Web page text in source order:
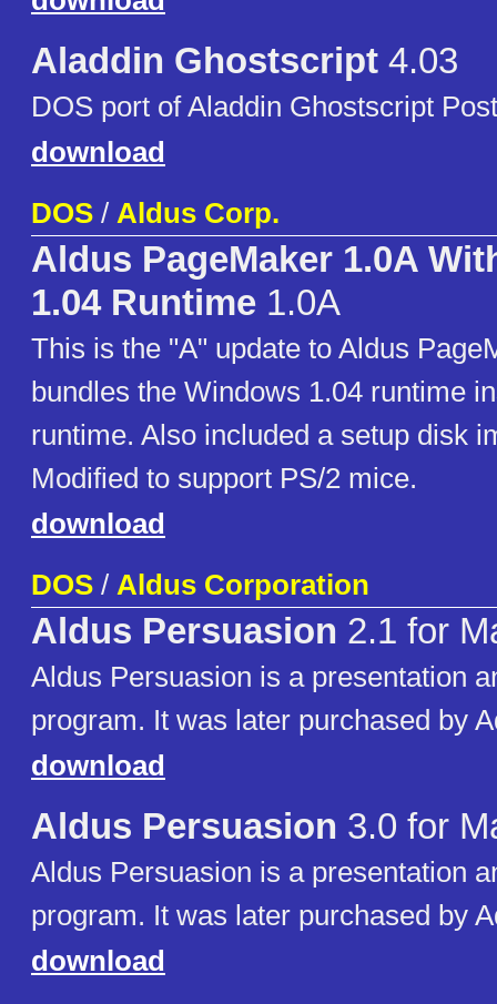
Aladdin Ghostscript 4.03
DOS port of Aladdin Ghostscript
download
DOS / Aldus Corp.
Aldus PageMaker 1.0A
1.04 Runtime 1.0A
This is the "A" update to Aldus
bundles the Windows 1.04 runtime
runtime. Also included a setup disk
Modified to support PS/2 mice.
download
DOS / Aldus Corporation
Aldus Persuasion 2.1 for
Aldus Persuasion is a presentation
program. It was later purchased by
download
Aldus Persuasion 3.0 for
Aldus Persuasion is a presentation
program. It was later purchased by
download